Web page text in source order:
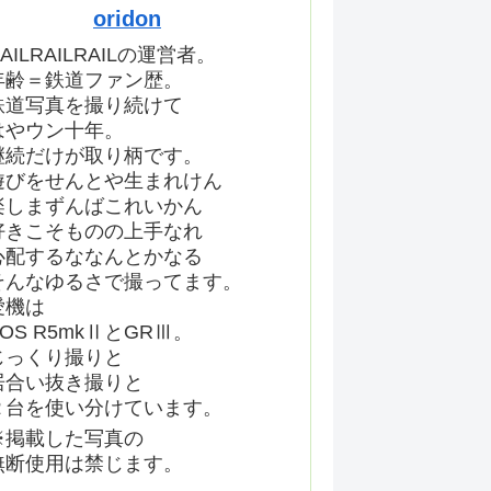
oridon
の運営者。
齢＝鉄道ファン歴。
道写真を撮り続けて
やウン十年。
続だけが取り柄です。
びをせんとや生まれけん
しまずんばこれいかん
きこそものの上手なれ
配するななんとかなる
んなゆるさで撮ってます。
機は
R5mkⅡとGRⅢ。
っくり撮りと
合い抜き撮りと
台を使い分けています。
載した写真の
断使用は禁じます。